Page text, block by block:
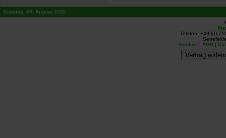
Sonntag, 09. August 2026
Telefon: +49 (0)
Kontakt | AGB |
Vertrag